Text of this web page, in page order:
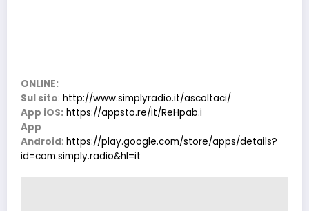
ONLINE:
Sul sito: http://www.simplyradio.it/ascoltaci/
App iOS: https://appsto.re/it/ReHpab.i
App
Android: https://play.google.com/store/apps/details?
id=com.simply.radio&hl=it